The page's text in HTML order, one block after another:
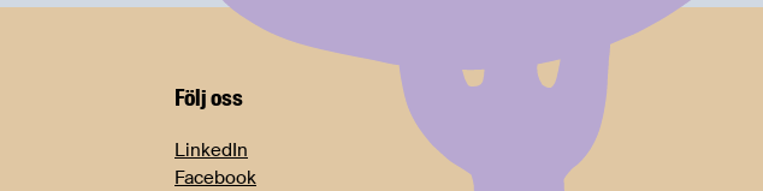
Följ oss
LinkedIn
Facebook